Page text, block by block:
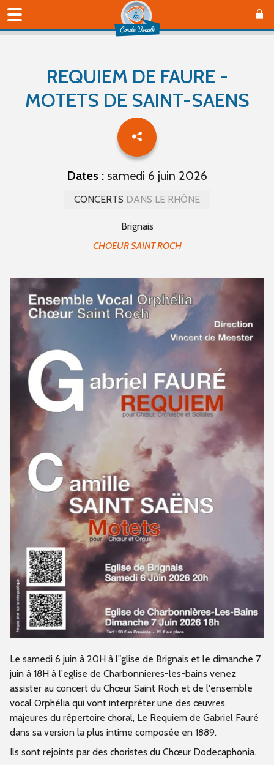
REQUIEM DE FAURE -
MOTETS DE SAINT-SAENS
Dates : samedi 6 juin 2026
CONCERTS DANS LE RHÔNE
Brignais
CHOEUR SAINT ROCH
Le samedi 6 juin à 20H à l"glise de Brignais et le dimanche 7
juin à 18H à l'eglise de Charbonnieres-les-bains venez
assister au concert du Chœur Saint Roch et de l'ensemble
vocal Orphélia qui vont interpréter une des œuvres
majeures du répertoire choral, Le Requiem de Gabriel Fauré
dans sa version la plus intime composée en 1889.
Ils sont rejoints par des choristes du Chœur Dodecaphonia.